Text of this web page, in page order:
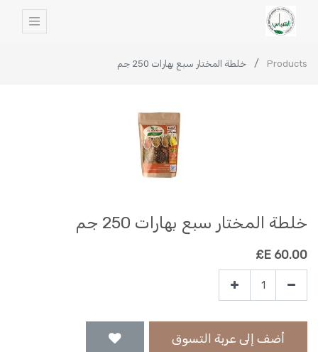
Products خلطة المختار سبع بهارات 250 جم
خلطة المختار سبع بهارات 250 جم
60.00
أضف إلى عربة التسوق